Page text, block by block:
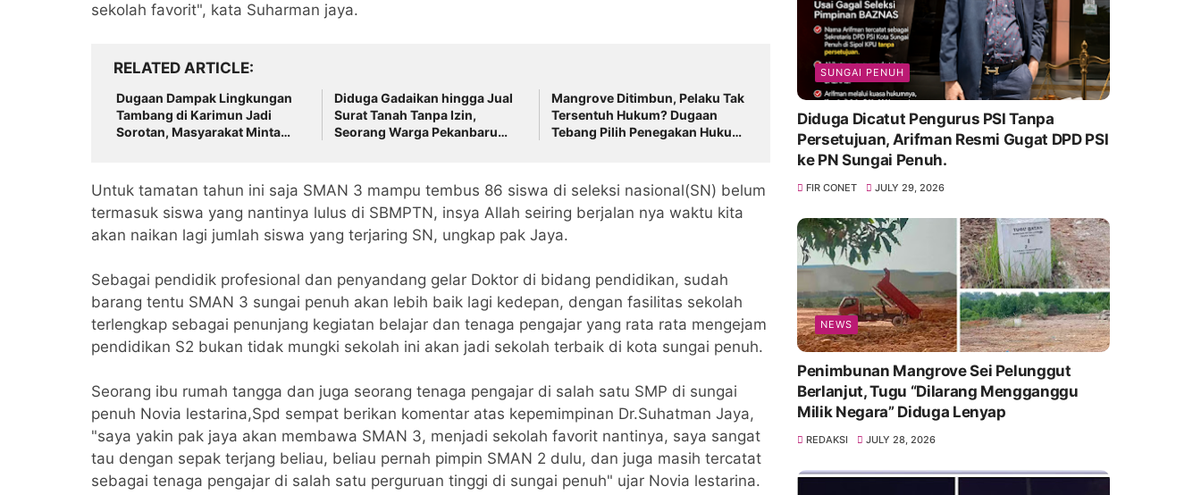
sekolah favorit", kata Suharman jaya.
RELATED ARTICLE
Dugaan Dampak Lingkungan
Tambang di Karimun Jadi
Sorotan, Masyarakat Minta
Diduga Gadaikan hingga Jual
Surat Tanah Tanpa Izin,
Seorang Warga Pekanbaru
Mangrove Ditimbun, Pelaku Tak
Tersentuh Hukum? Dugaan
Tebang Pilih Penegakan Hukum
Untuk tamatan tahun ini saja SMAN 3 mampu tembus 86 siswa di seleksi nasional(SN) belum
termasuk siswa yang nantinya lulus di SBMPTN, insya Allah seiring berjalan nya waktu kita
akan naikan lagi jumlah siswa yang terjaring SN, ungkap pak Jaya.
Sebagai pendidik profesional dan penyandang gelar Doktor di bidang pendidikan, sudah
barang tentu SMAN 3 sungai penuh akan lebih baik lagi kedepan, dengan fasilitas sekolah
terlengkap sebagai penunjang kegiatan belajar dan tenaga pengajar yang rata rata mengejam
pendidikan S2 bukan tidak mungki sekolah ini akan jadi sekolah terbaik di kota sungai penuh.
Seorang ibu rumah tangga dan juga seorang tenaga pengajar di salah satu SMP di sungai
penuh Novia lestarina,Spd sempat berikan komentar atas kepemimpinan Dr.Suhatman Jaya,
"saya yakin pak jaya akan membawa SMAN 3, menjadi sekolah favorit nantinya, saya sangat
tau dengan sepak terjang beliau, beliau pernah pimpin SMAN 2 dulu, dan juga masih tercatat
sebagai tenaga pengajar di salah satu perguruan tinggi di sungai penuh" ujar Novia lestarina.
SUNGAI PENUH
Diduga Dicatut Pengurus PSI Tanpa
Persetujuan, Arifman Resmi Gugat DPD PSI
ke PN Sungai Penuh.
FIR CONET JULY 29, 2026
NEWS
Penimbunan Mangrove Sei Pelunggut
Berlanjut, Tugu “Dilarang Mengganggu
Milik Negara” Diduga Lenyap
REDAKSI JULY 28, 2026